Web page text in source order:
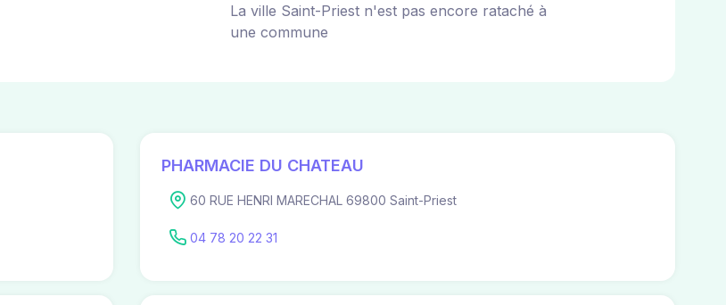
La ville Saint-Priest n'est pas encore rataché à
une commune
PHARMACIE DU CHATEAU
60 RUE HENRI MARECHAL 69800 Saint-Priest
04 78 20 22 31